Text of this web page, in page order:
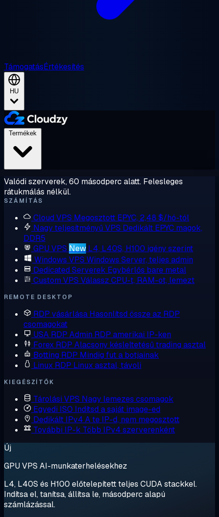
TámogatásÉrtékesítés
HU
Valódi szerverek, 60 másodperc alatt. Felesleges
rátukmálás nélkül.
SZÁMÍTÁS
Cloud VPS Megosztott EPYC, 2,48 $/hó-tól
Nagy teljesítményű VPS Dedikált EPYC magok,
DDR5
GPU VPS New L4, L40S, H100 igény szerint
Windows VPS Windows Server, teljes admin
Dedicated Serverek Egybérlős bare metal
Custom VPS Válassz CPU-t, RAM-ot, lemezt
REMOTE DESKTOP
RDP vásárlása Hasonlítsd össze az RDP
csomagokat
USA RDP Admin RDP amerikai IP-ken
Forex RDP Alacsony késleltetésű trading asztal
Botting RDP Mindig fut a botjainak
Linux RDP Linux asztal, távoli
KIEGÉSZÍTŐK
Tárolási VPS Nagy lemezes csomagok
Egyedi ISO Indítsd a saját image-ed
Dedikált IPv4 A te IP-d, nem megosztott
További IP-k Több IPv4 szerverenként
Új
GPU VPS AI-munkaterhelésekhez
L4, L40S és H100 előtelepített teljes CUDA stackkel.
Indítsa el, tanítsa, állítsa le, másodperc alapú
számlázással.